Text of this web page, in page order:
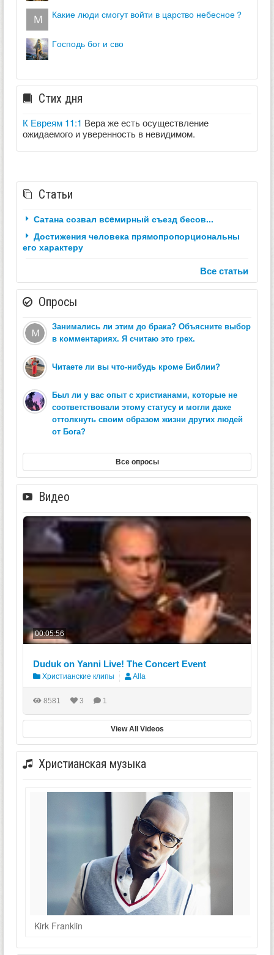
какие люди смогут войти в царство небесное？
господь бог и сво
Стих дня
К Евреям 11:1 Вера же есть осуществление
ожидаемого и уверенность в невидимом.
Статьи
Сатана созвал вceмирный съезд бесов...
Достижения человека прямопропорциональны
его характеру
Все статьи
Опросы
Занимались ли этим до брака? Объясните выбор
в комментариях. Я считаю это грех.
Читаете ли вы что-нибудь кроме Библии?
Был ли у вас опыт с христианами, которые не
соответствовали этому статусу и могли даже
оттолкнуть своим образом жизни других людей
от Бога?
Все опросы
Видео
00:05:56
Duduk on Yanni Live! The Concert Event
Христианские клипы Alla
8581 3 1
View All Videos
Христианская музыка
Kirk Franklin